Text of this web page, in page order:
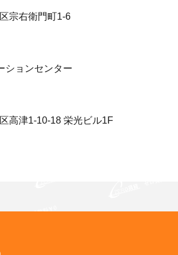
宗右衛門町1-6
ションセンター
高津1-10-18 栄光ビル1F